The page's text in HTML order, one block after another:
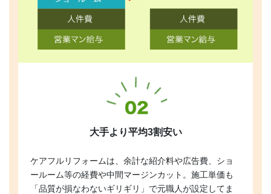
大手より平均3割安い
ケアフルリフォームは、余計な紹介料や広告費、ショ
ールーム等の経費や中間マージンカット。施工単価も
「品質が損なわないギリギリ」で元職人が設定してま